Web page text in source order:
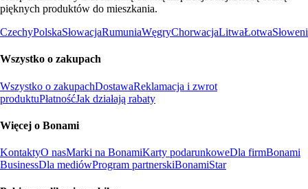
pięknych produktów do mieszkania.
CzechyPolskaSłowacjaRumuniaWęgryChorwacjaLitwaŁotwa
Wszystko o zakupach
Wszystko o zakupachDostawaReklamacja i zwrot
produktuPłatnośćJak działają rabaty
Więcej o Bonami
KontaktyO nasMarki na BonamiKarty podarunkoweDla firmBonami
BusinessDla mediówProgram partnerskiBonamiStar